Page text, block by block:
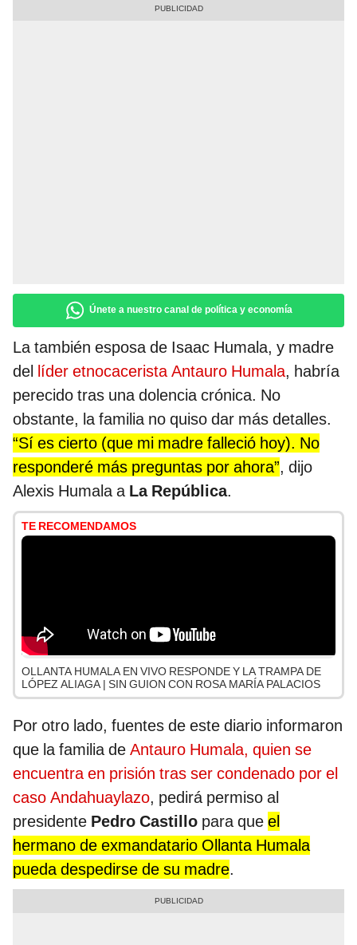
Únete a nuestro canal de política y economía
La también esposa de Isaac Humala, y madre
del líder etnocacerista Antauro Humala, habría
perecido tras una dolencia crónica. No
obstante, la familia no quiso dar más detalles.
“Sí es cierto (que mi madre falleció hoy). No
responderé más preguntas por ahora”, dijo
Alexis Humala a La República.
TE RECOMENDAMOS
OLLANTA HUMALA EN VIVO RESPONDE Y LA TRAMPA DE
LÓPEZ ALIAGA | SIN GUION CON ROSA MARÍA PALACIOS
Por otro lado, fuentes de este diario informaron
que la familia de Antauro Humala, quien se
encuentra en prisión tras ser condenado por el
caso Andahuaylazo, pedirá permiso al
presidente Pedro Castillo para que el
hermano de exmandatario Ollanta Humala
pueda despedirse de su madre.